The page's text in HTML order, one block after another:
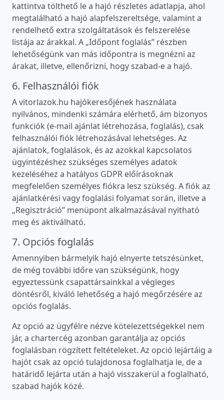
kattintva tölthető le a hajó részletes adatlapja, ahol
megtalálható a hajó alapfelszereltsége, valamint a
rendelhető extra szolgáltatások és felszerelése
listája az árakkal. A „Időpont foglalás” részben
lehetőségünk van más időpontra is megnézni az
árakat, illetve, ellenőrizni, hogy szabad-e a hajó.
6. Felhasználói fiók
A vitorlazok.hu hajókeresőjének használata
nyilvános, mindenki számára elérhető, ám bizonyos
funkciók (e-mail ajánlat létrehozása, foglalás), csak
felhasználói fiók létrehozásával lehetséges. Az
ajánlatok, foglalások, és az azokkal kapcsolatos
ügyintézéshez szükséges személyes adatok
kezeléséhez a hatályos GDPR előírásoknak
megfelelően személyes fiókra lesz szükség. A fiók az
ajánlatkérési vagy foglalási folyamat során, illetve a
„Regisztráció” menüpont alkalmazásával nyitható
meg és aktiválható.
7. Opciós foglalás
Amennyiben bármelyik hajó elnyerte tetszésünket,
de még további időre van szükségünk, hogy
egyeztessünk csapattársainkkal a végleges
döntésről, kiváló lehetőség a hajó megőrzésére az
opciós foglalás.
Az opció az ügyfélre nézve kötelezettségekkel nem
jár, a chartercég azonban garantálja az opciós
foglalásban rögzített feltételeket. Az opció lejártáig a
hajót csak az opció tulajdonosa foglalhatja le, de a
határidő lejárta után a hajó visszakerül a foglalható,
szabad hajók közé.